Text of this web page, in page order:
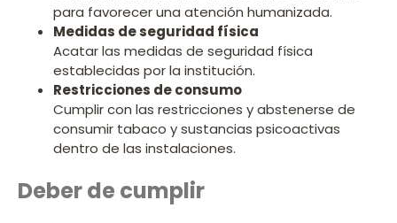
para favorecer una atención humanizada.
Medidas de seguridad física
Acatar las medidas de seguridad física
establecidas por la institución.
Restricciones de consumo
Cumplir con las restricciones y abstenerse de
consumir tabaco y sustancias psicoactivas
dentro de las instalaciones.
Deber de cumplir